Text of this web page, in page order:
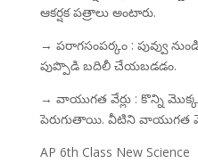
ఆకర్షక పత్రాలు అంటారు.
→ పరాగసంపర్కం : పువ్వు
పుప్పొడి బదిలీ చేయబడడం.
→ వాయుగత వేర్లు : కొన్ని
పెరుగుతాయి. వీటిని వాయుగత
AP 6th Class New Science